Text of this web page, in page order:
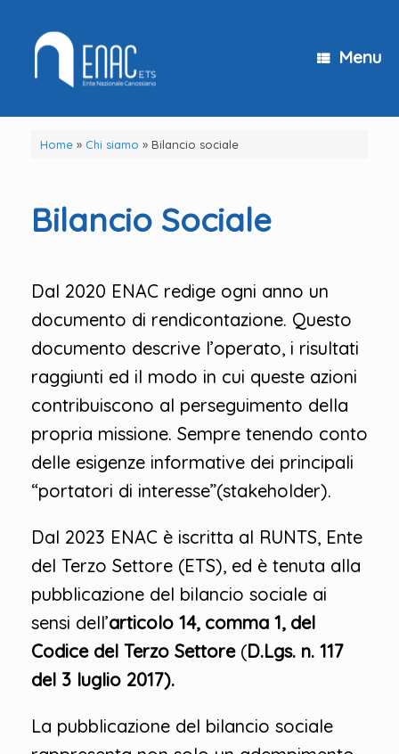
contenuto
Menu
Home» Chi siamo » Bilancio sociale
Bilancio Sociale
Dal 2020 ENAC redige ogni anno un
documento di rendicontazione. Questo
documento descrive l’operato, i risultati
raggiunti ed il modo in cui queste azioni
contribuiscono al perseguimento della
propria missione. Sempre tenendo conto
delle esigenze informative dei principali
“portatori di interesse”(stakeholder).
Dal 2023 ENAC è iscritta al RUNTS, Ente
del Terzo Settore (ETS), ed è tenuta alla
pubblicazione del bilancio sociale ai
sensi dell’articolo 14, comma 1, del
Codice del Terzo Settore(D.Lgs. n. 117
del 3 luglio 2017).
La pubblicazione del bilancio sociale